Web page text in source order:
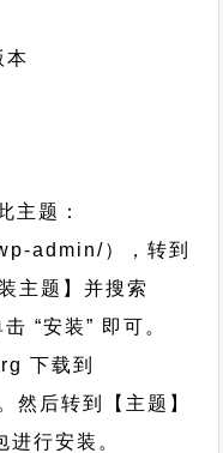
本
主题：
admin/），转到
主题】并搜索
“安装” 即可。
下载到
后转到【主题】
行安装。